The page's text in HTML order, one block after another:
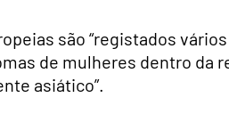
são “registados
de mulheres dentro da
asiático”.